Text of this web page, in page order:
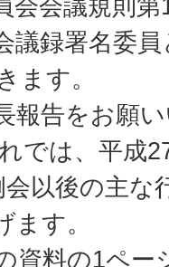
会会議規則
議録署名委
ます。
報告をお願
では、平成
会以後の主な
ます。
資料の1ペ